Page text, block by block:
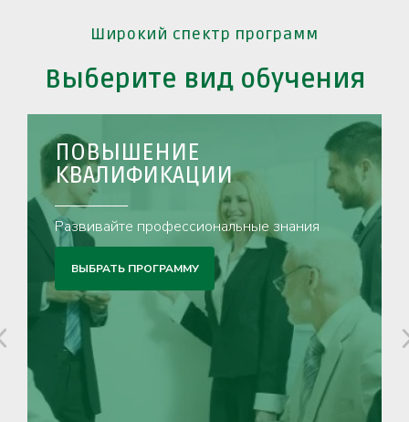
Широкий спектр программ
Выберите вид обучения
ПОВЫШЕНИЕ
КВАЛИФИКАЦИИ
Развивайте профессиональные знания
ВЫБРАТЬ ПРОГРАММУ